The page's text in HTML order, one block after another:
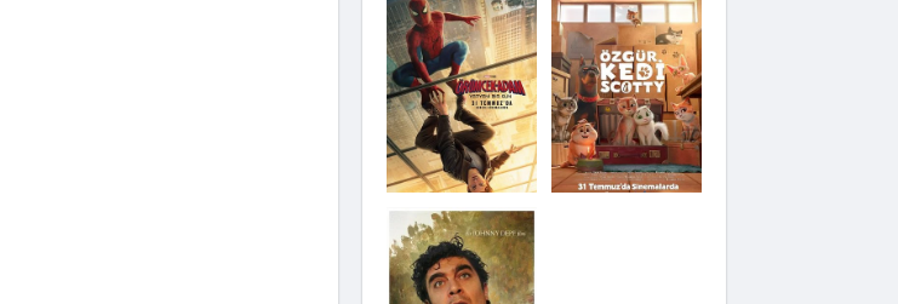
Hannas 3
Saplantı
Modi: Deliliğin
Kanadında Üç Gün